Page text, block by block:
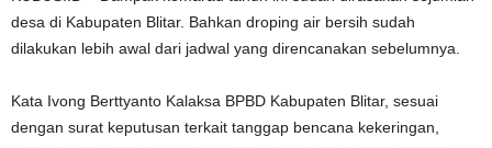
desa di Kabupaten Blitar. Bahkan droping air bersih sudah
dilakukan lebih awal dari jadwal yang direncanakan sebelumnya.
Kata Ivong Berttyanto Kalaksa BPBD Kabupaten Blitar, sesuai
dengan surat keputusan terkait tanggap bencana kekeringan,